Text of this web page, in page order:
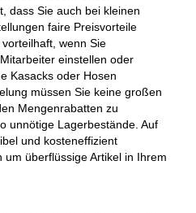
dass Sie auch bei kleinen
faire Preisvorteile
wenn Sie
einstellen oder
Kasacks oder Hosen
müssen Sie keine großen
Mengenrabatten zu
unnötige Lagerbestände. Auf
und kosteneffizient
überflüssige Artikel in Ihrem